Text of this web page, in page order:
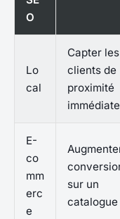
O
Lo
cal
Capter les
clients de
proximité
immédiate
E-
co
mm
erc
e
sur un
catalogue